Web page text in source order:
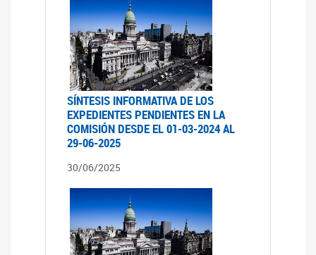
SÍNTESIS INFORMATIVA DE LOS
EXPEDIENTES PENDIENTES EN LA
COMISIÓN DESDE EL 01-03-2024 AL
29-06-2025
30/06/2025